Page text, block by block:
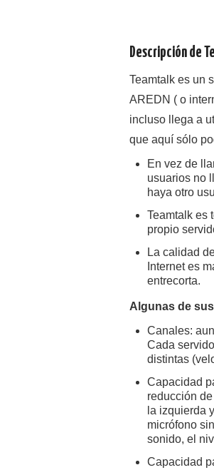
Descripción de
Teamtalk es un
AREDN ( o
incluso llega a
que aquí sólo
En vez de
usuarios no
haya otro
Teamtalk es
propio
La calidad
Internet es
entrecorta.
Algunas de
Canales:
Cada
distintas
Capacidad
reducción
la izquierda
micrófono
sonido, el
Capacidad